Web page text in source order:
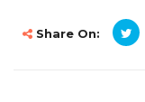
Share On: